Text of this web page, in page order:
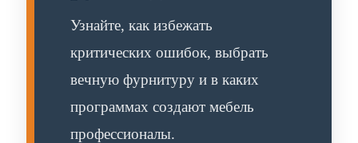
Узнайте, как избежать
критических ошибок, выбрать
вечную фурнитуру и в каких
программах создают мебель
профессионалы.